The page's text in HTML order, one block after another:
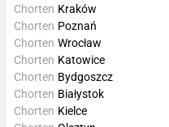
Chorten Kraków
Chorten Poznań
Chorten Wrocław
Chorten Katowice
Chorten Bydgoszcz
Chorten Białystok
Chorten Kielce